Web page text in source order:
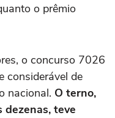
o prêmio
o concurso 7026
considerável de
nacional. O terno,
teve